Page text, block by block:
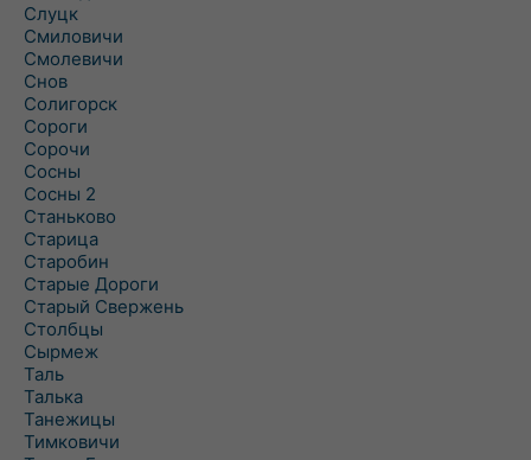
Слуцк
Смиловичи
Смолевичи
Снов
Солигорск
Сороги
Сорочи
Сосны
Сосны 2
Станьково
Старица
Старобин
Старые Дороги
Старый Свержень
Столбцы
Сырмеж
Таль
Талька
Танежицы
Тимковичи